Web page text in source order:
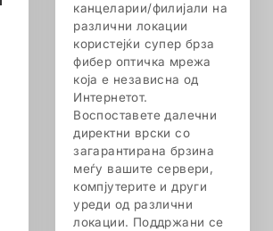
канцеларии/филијали на
различни локации
користејќи супер брза
фибер оптичка мрежа
која е независна од
Интернетот.
Воспоставете далечни
директни врски со
загарантирана брзина
меѓу вашите сервери,
компјутерите и други
уреди од различни
локации. Поддржани се